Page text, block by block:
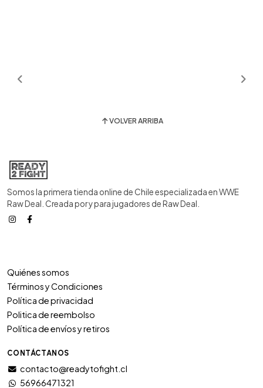
VOLVER ARRIBA
Somos la primera tienda online de Chile especializada en WWE
Raw Deal. Creada por y para jugadores de Raw Deal.
Quiénes somos
Términos y Condiciones
Política de privacidad
Politica de reembolso
Política de envíos y retiros
CONTÁCTANOS
contacto@readytofight.cl
56966471321